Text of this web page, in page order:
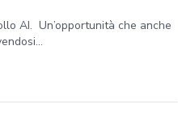
AI. Un’opportunità che anche